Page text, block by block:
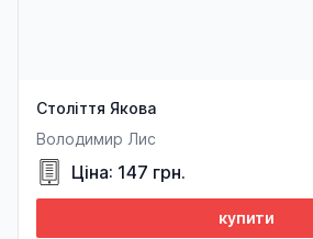
Століття Якова
Володимир Лис
Ціна: 147 грн.
купити